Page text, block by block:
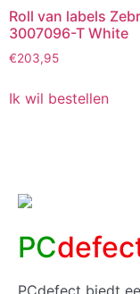
Roll van labels
3007096-T White
€203,95
Ik wil bestellen
PC